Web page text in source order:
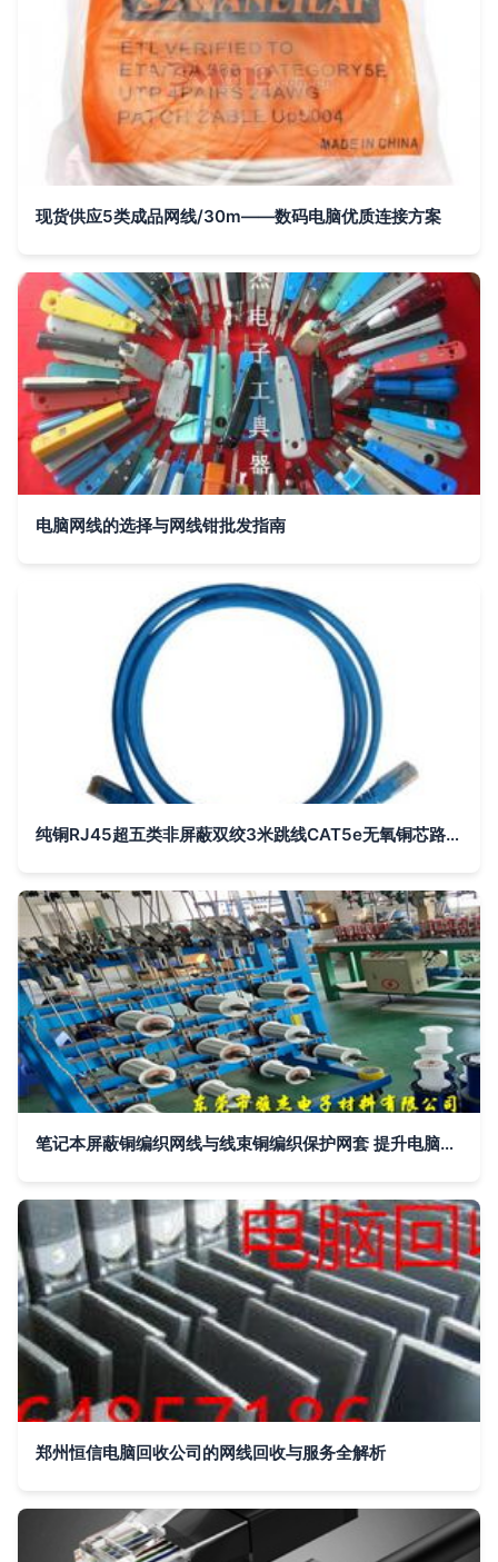
现货供应5类成品网线/30m——数码电脑优质连接方案
电脑网线的选择与网线钳批发指南
纯铜RJ45超五类非屏蔽双绞3米跳线CAT5e无氧铜芯路由器电脑网线深度评测
笔记本屏蔽铜编织网线与线束铜编织保护网套 提升电脑网线性能与耐用性的秘密武器
郑州恒信电脑回收公司的网线回收与服务全解析